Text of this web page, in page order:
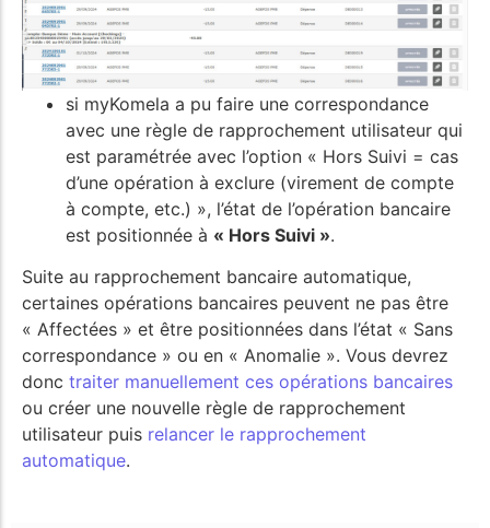
si myKomela a pu faire une correspondance
avec une règle de rapprochement utilisateur qui
est paramétrée avec l’option « Hors Suivi = cas
d’une opération à exclure (virement de compte
à compte, etc.) », l’état de l’opération bancaire
est positionnée à « Hors Suivi ».
Suite au rapprochement bancaire automatique,
certaines opérations bancaires peuvent ne pas être
« Affectées » et être positionnées dans l’état « Sans
correspondance » ou en « Anomalie ». Vous devrez
donc traiter manuellement ces opérations bancaires
ou créer une nouvelle règle de rapprochement
utilisateur puis relancer le rapprochement
automatique.